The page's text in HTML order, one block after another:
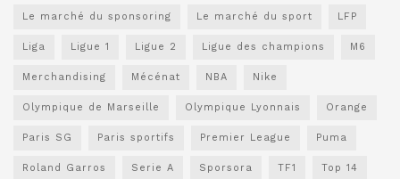
Le marché du sponsoring Le marché du sport LFP
Liga Ligue 1 Ligue 2 Ligue des champions M6
Merchandising Mécénat NBA Nike
Olympique de Marseille Olympique Lyonnais Orange
Paris SG Paris sportifs Premier League Puma
Roland Garros Serie A Sporsora TF1 Top 14